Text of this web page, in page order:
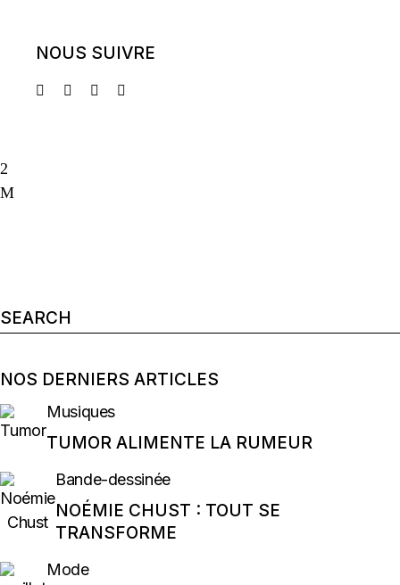
NOUS SUIVRE
Search
for:
NOS DERNIERS ARTICLES
Musiques
TUMOR ALIMENTE LA RUMEUR
Bande-dessinée
NOÉMIE CHUST : TOUT SE
TRANSFORME
Mode